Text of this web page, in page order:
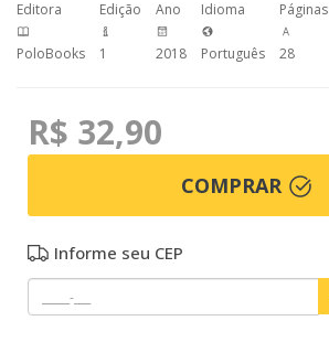
Editora
PoloBooks
Edição
1
Ano
2018
Idioma
Português
Páginas
28
R$ 32,90
COMPRAR
Informe seu CEP